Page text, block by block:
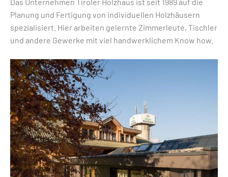
Planung und Fertigung von individuellen Holzhäusern
spezialisiert. Hier arbeiten gelernte Zimmerleute, Tischler
und andere Gewerke mit viel handwerklichem Know how.